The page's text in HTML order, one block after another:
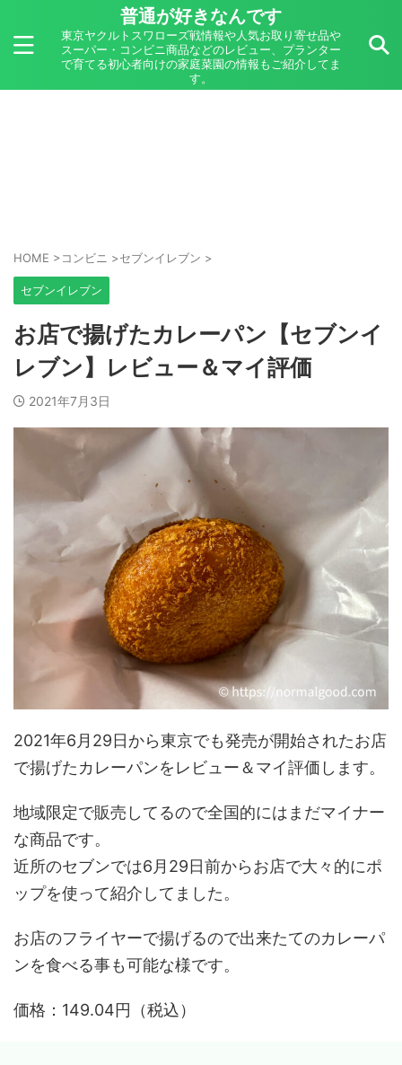
普通が好きなんです
東京ヤクルトスワローズ戦情報や人気お取り寄せ品や
スーパー・コンビニ商品などのレビュー、プランター
で育てる初心者向けの家庭菜園の情報もご紹介してま
す。
HOME >コンビニ >セブンイレブン >
セブンイレブン
お店で揚げたカレーパン【セブンイ
レブン】レビュー＆マイ評価
2021年7月3日
2021年6月29日から東京でも発売が開始されたお店
で揚げたカレーパンをレビュー＆マイ評価します。
地域限定で販売してるので全国的にはまだマイナー
な商品です。
近所のセブンでは6月29日前からお店で大々的にポ
ップを使って紹介してました。
お店のフライヤーで揚げるので出来たてのカレーパ
ンを食べる事も可能な様です。
価格：149.04円（税込）